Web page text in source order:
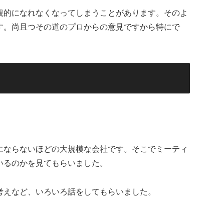
になれなくなってしまうことがあります。そのよ
尚且つその道のプロからの意見ですから特にで
らないほどの大規模な会社です。そこでミーティ
のかを見てもらいました。
など、いろいろ話をしてもらいました。